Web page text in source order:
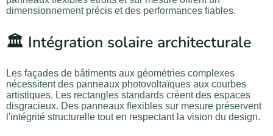
dimensionnement précis et des performances fiables.
🏛️ Intégration solaire architecturale
Les façades de bâtiments aux géométries complexes
nécessitent des panneaux photovoltaïques aux courbes
artistiques. Les rectangles standards créent des espaces
disgracieux. Des panneaux flexibles sur mesure préservent
l'intégrité structurelle tout en respectant la vision du design.